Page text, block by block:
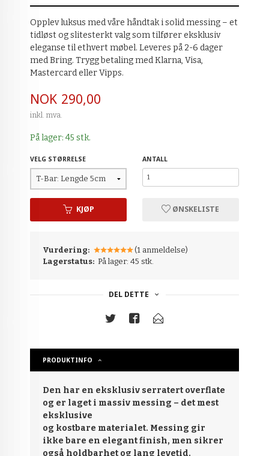
Opplev luksus med våre håndtak i solid messing – et
tidløst og slitesterkt valg som tilfører eksklusiv
eleganse til ethvert møbel. Leveres på 2-6 dager
med Bring. Trygg betaling med Klarna, Visa,
Mastercard eller Vipps.
Pris
NOK 290,00
inkl. mva.
På lager: 45 stk.
VELG STØRRELSE ANTALL
KJØP ØNSKELISTE
Vurdering:
(1 anmeldelse)
Lagerstatus: På lager: 45 stk.
DEL DETTE
PRODUKTINFO
Den har en eksklusiv serratert overflate
og er laget i massiv messing – det mest
eksklusive
og kostbare materialet. Messing gir
ikke bare en elegant finish, men sikrer
også holdbarhet og lang levetid.